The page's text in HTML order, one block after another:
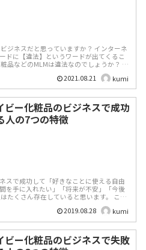
ジネスだと思っていますか？ インターネ
ドに【違法】というワードが出てくるこ
品などのMLMは違法なのでしょうか？ 関
2021.08.21 kumi
ビー化粧品のビジネスで成功
人の7つの特徴
スで成功して「好きなことに使える自由
を手に入れたい」「将来が不安」「今後
たくさん存在していると思います。 こう
2019.08.28 kumi
ビー化粧品のビジネスで失敗